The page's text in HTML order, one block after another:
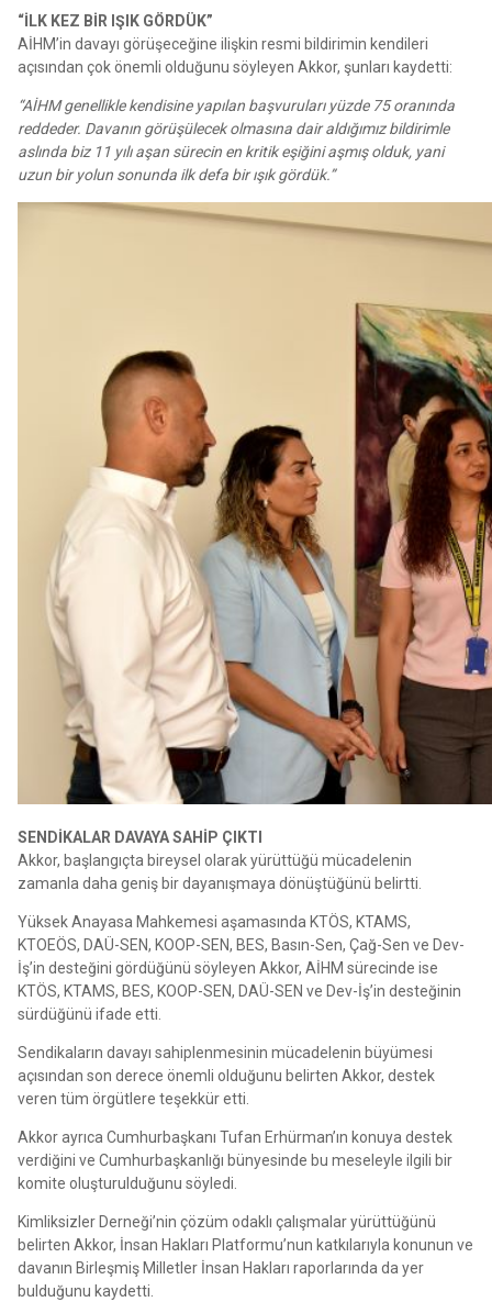
“İLK KEZ BİR IŞIK GÖRDÜK”
AİHM’in davayı görüşeceğine ilişkin resmi bildirimin kendileri
açısından çok önemli olduğunu söyleyen Akkor, şunları kaydetti:
“AİHM genellikle kendisine yapılan başvuruları yüzde 75 oranında
reddeder. Davanın görüşülecek olmasına dair aldığımız bildirimle
aslında biz 11 yılı aşan sürecin en kritik eşiğini aşmış olduk, yani
uzun bir yolun sonunda ilk defa bir ışık gördük.”
SENDİKALAR DAVAYA SAHİP ÇIKTI
Akkor, başlangıçta bireysel olarak yürüttüğü mücadelenin
zamanla daha geniş bir dayanışmaya dönüştüğünü belirtti.
Yüksek Anayasa Mahkemesi aşamasında KTÖS, KTAMS,
KTOEÖS, DAÜ-SEN, KOOP-SEN, BES, Basın-Sen, Çağ-Sen ve Dev-
İş’in desteğini gördüğünü söyleyen Akkor, AİHM sürecinde ise
KTÖS, KTAMS, BES, KOOP-SEN, DAÜ-SEN ve Dev-İş’in desteğinin
sürdüğünü ifade etti.
Sendikaların davayı sahiplenmesinin mücadelenin büyümesi
açısından son derece önemli olduğunu belirten Akkor, destek
veren tüm örgütlere teşekkür etti.
Akkor ayrıca Cumhurbaşkanı Tufan Erhürman’ın konuya destek
verdiğini ve Cumhurbaşkanlığı bünyesinde bu meseleyle ilgili bir
komite oluşturulduğunu söyledi.
Kimliksizler Derneği’nin çözüm odaklı çalışmalar yürüttüğünü
belirten Akkor, İnsan Hakları Platformu’nun katkılarıyla konunun ve
davanın Birleşmiş Milletler İnsan Hakları raporlarında da yer
bulduğunu kaydetti.